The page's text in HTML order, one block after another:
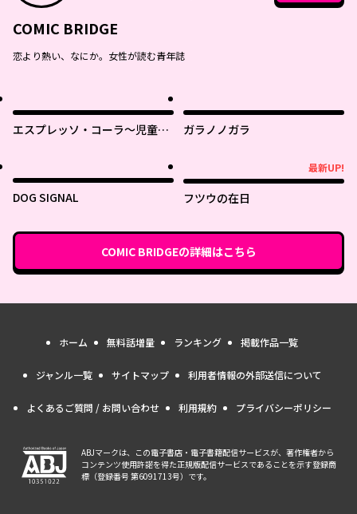
COMIC BRIDGE
恋より熱い、なにか。女性が読む青年誌
エスプレッソ・コーラ～児童発
ガラノノガラ
DOG SIGNAL
最新UP!
フツウの在日
COMIC BRIDGEの詳細はこちら
ホーム 無料話増量 ランキング 掲載作品一覧
ジャンル一覧 サイトマップ 利用者情報の外部送信について
よくあるご質問 / お問い合わせ 利用規約 プライバシーポリシー
ABJマークは、この電子書店・電子書籍配信サービスが、著作権者から
コンテンツ使用許諾を得た正規版配信サービスであることを示す登録商
標（登録番号 第6091713号）です。